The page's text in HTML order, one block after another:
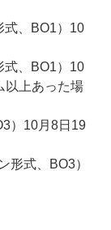
式、BO1）10
式、BO1）10
以上あった場
）10月8日19
形式、BO3）